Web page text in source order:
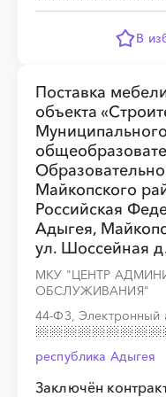
В
Поставка
объекта
Майкопского
Российская
Адыгея,
ул. Шоссейная
МКУ "ЦЕНТР
ОБСЛУЖИВАНИЯ"
44-ФЗ, Электронный
республика Адыгея
Заключён